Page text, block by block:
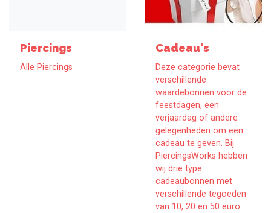
Piercings
Alle Piercings
Cadeau's
Deze categorie bevat
verschillende
waardebonnen voor de
feestdagen, een
verjaardag of andere
gelegenheden om een
cadeau te geven. Bij
PiercingsWorks hebben
wij drie type
cadeaubonnen met
verschillende tegoeden
van 10, 20 en 50 euro